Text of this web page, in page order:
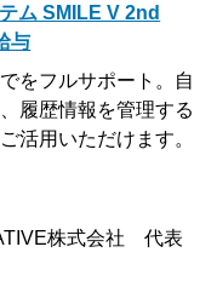
ム SMILE V 2nd
与
をフルサポート。自
履歴情報を管理する
活用いただけます。
株式会社 代表